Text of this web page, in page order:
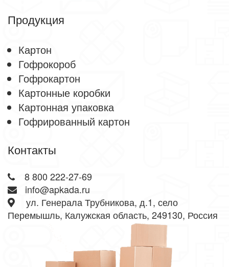
Продукция
Картон
Гофрокороб
Гофрокартон
Картонные коробки
Картонная упаковка
Гофрированный картон
Контакты
8 800 222-27-69
info@apkada.ru
ул. Генерала Трубникова, д.1, село
Перемышль, Калужская область, 249130, Россия